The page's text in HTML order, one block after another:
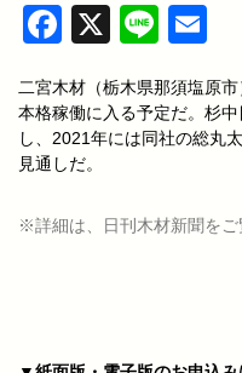
Facebook
X Line
二宮木材（栃木県那須塩原
本格稼働に入る予定だ。杉
し、2021年には同社の総丸
見通しだ。
※詳細は、日刊木材新聞をご